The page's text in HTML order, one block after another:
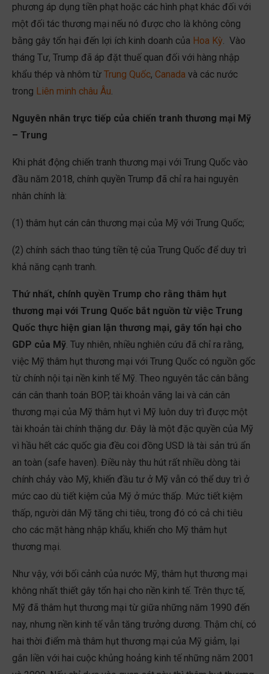
phương áp dụng tiền phạt hoặc các hình phạt khác đối với
một đối tác thương mại nếu nó được cho là không công
bằng gây tổn hại đến lợi ích kinh doanh của Hoa Kỳ. Vào
tháng Tư, Trump đã áp đặt thuế quan đối với hàng nhập
khẩu thép và nhôm từ Trung Quốc, Canada và các nước
trong Liên minh châu Âu.
Nguyên nhân trực tiếp của chiến tranh thương mại Mỹ
– Trung
Khi phát động chiến tranh thương mại với Trung Quốc vào
đầu năm 2018, chính quyền Trump đã chỉ ra hai nguyên
nhân chính là:
(1) thâm hụt cán cân thương mại của Mỹ với Trung Quốc;
(2) chính sách thao túng tiền tệ của Trung Quốc để duy trì
khả năng cạnh tranh.
Thứ nhất, chính quyền Trump cho rằng thâm hụt
thương mại với Trung Quốc bắt nguồn từ việc Trung
Quốc thực hiện gian lận thương mại, gây tổn hại cho
GDP của Mỹ. Tuy nhiên, nhiều nghiên cứu đã chỉ ra rằng,
việc Mỹ thâm hụt thương mại với Trung Quốc có nguồn gốc
từ chính nội tại nền kinh tế Mỹ. Theo nguyên tắc cân bằng
cán cân thanh toán BOP, tài khoản vãng lai và cán cân
thương mại của Mỹ thâm hụt vì Mỹ luôn duy trì được một
tài khoản tài chính thặng dư. Đây là một đặc quyền của Mỹ
vì hầu hết các quốc gia đều coi đồng USD là tài sản trú ẩn
an toàn (safe haven). Điều này thu hút rất nhiều dòng tài
chính chảy vào Mỹ, khiến đầu tư ở Mỹ vẫn có thể duy trì ở
mức cao dù tiết kiệm của Mỹ ở mức thấp. Mức tiết kiệm
thấp, người dân Mỹ tăng chi tiêu, trong đó có cả chi tiêu
cho các mặt hàng nhập khẩu, khiến cho Mỹ thâm hụt
thương mại.
Như vậy, với bối cảnh của nước Mỹ, thâm hụt thương mại
không nhất thiết gây tổn hại cho nền kinh tế. Trên thực tế,
Mỹ đã thâm hụt thương mại từ giữa những năm 1990 đến
nay, nhưng nền kinh tế vẫn tăng trưởng dương. Thậm chí, có
hai thời điểm mà thâm hụt thương mại của Mỹ giảm, lại
gắn liền với hai cuộc khủng hoảng kinh tế những năm 2001